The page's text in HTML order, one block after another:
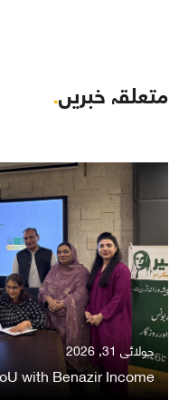
متعلقہ خبریں.
جولائی 31, 2026
with Benazir Income …